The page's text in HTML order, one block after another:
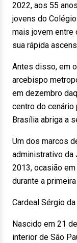
2022, aos 55
jovens do
mais jovem entre
sua rápida
Antes disso, em
arcebispo
em dezembro
centro do
Brasília abriga a
Um dos marcos
administrativo da
2013, ocasião
durante a
Cardeal Sérgio da
Nascido em 21
interior de São